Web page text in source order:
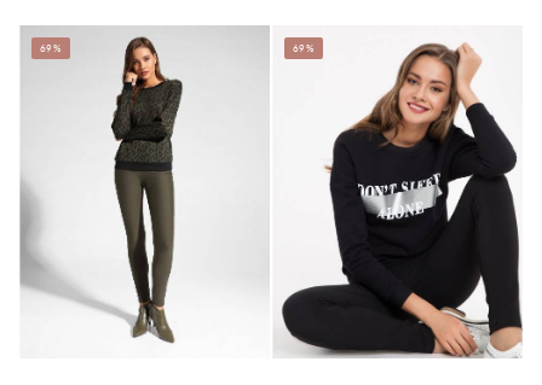
69% 69%